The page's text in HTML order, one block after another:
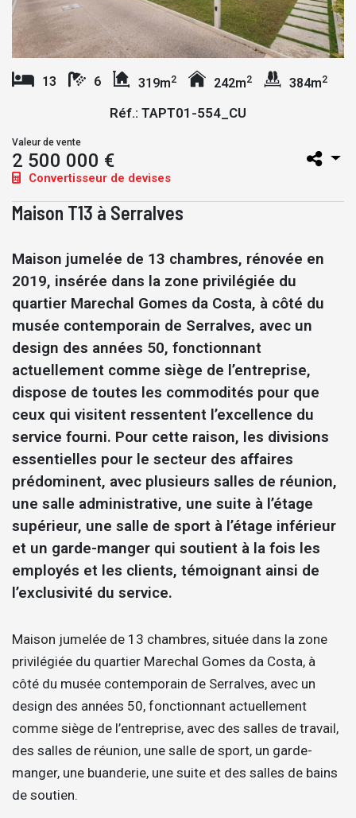
13 6 319m2 242m2 384m2
Réf.: TAPT01-554_CU
Valeur de vente
2 500 000 €
Convertisseur de devises
Maison T13 à Serralves
Maison jumelée de 13 chambres, rénovée en
2019, insérée dans la zone privilégiée du
quartier Marechal Gomes da Costa, à côté du
musée contemporain de Serralves, avec un
design des années 50, fonctionnant
actuellement comme siège de l’entreprise,
dispose de toutes les commodités pour que
ceux qui visitent ressentent l’excellence du
service fourni. Pour cette raison, les divisions
essentielles pour le secteur des affaires
prédominent, avec plusieurs salles de réunion,
une salle administrative, une suite à l’étage
supérieur, une salle de sport à l’étage inférieur
et un garde-manger qui soutient à la fois les
employés et les clients, témoignant ainsi de
l’exclusivité du service.
Maison jumelée de 13 chambres, située dans la zone
privilégiée du quartier Marechal Gomes da Costa, à
côté du musée contemporain de Serralves, avec un
design des années 50, fonctionnant actuellement
comme siège de l’entreprise, avec des salles de travail,
des salles de réunion, une salle de sport, un garde-
manger, une buanderie, une suite et des salles de bains
de soutien.